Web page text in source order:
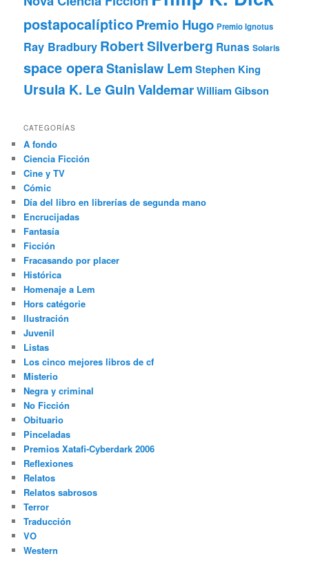
postapocalípticoPremio Hugo Premio Ignotus
Ray Bradbury Robert Silverberg Runas Solaris
space operaStanislaw Lem Stephen King
Ursula K. Le GuinValdemarWilliam Gibson
CATEGORÍAS
A fondo
Ciencia Ficción
Cine y TV
Cómic
Día del libro en librerías de segunda mano
Encrucijadas
Fantasía
Ficción
Fracasando por placer
Histórica
Homenaje a Lem
Hors catégorie
Ilustración
Juvenil
Listas
Los cinco mejores libros de cf
Misterio
Negra y criminal
No Ficción
Obituario
Pinceladas
Premios Xatafi-Cyberdark 2006
Reflexiones
Relatos
Relatos sabrosos
Terror
Traducción
VO
Western